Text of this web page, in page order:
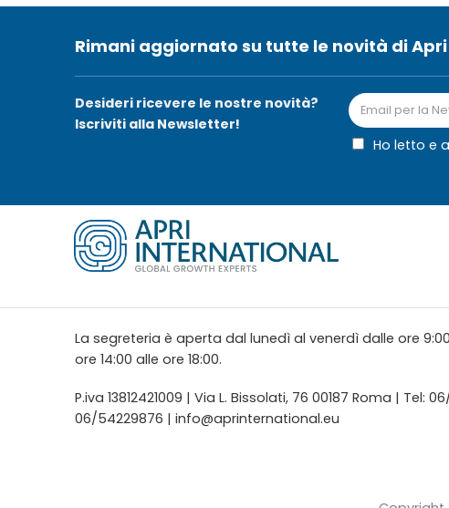
Rimani aggiornato su tutte le novità di
Desideri ricevere le nostre novità?
Iscriviti alla Newsletter!
Ho letto e
La segreteria è aperta dal lunedì al venerdì dalle ore
ore 14:00 alle ore 18:00.
P.iva 13812421009 | Via L. Bissolati, 76 00187 Roma | Tel:
06/54229876 | info@aprinternational.eu